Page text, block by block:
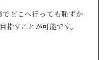
どこへ行っても恥ずか
指すことが可能です。